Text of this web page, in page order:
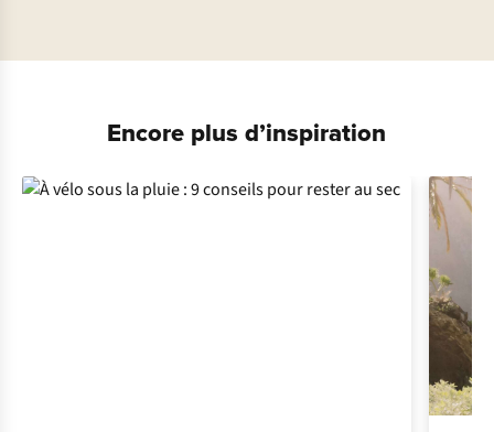
Encore plus d’inspiration